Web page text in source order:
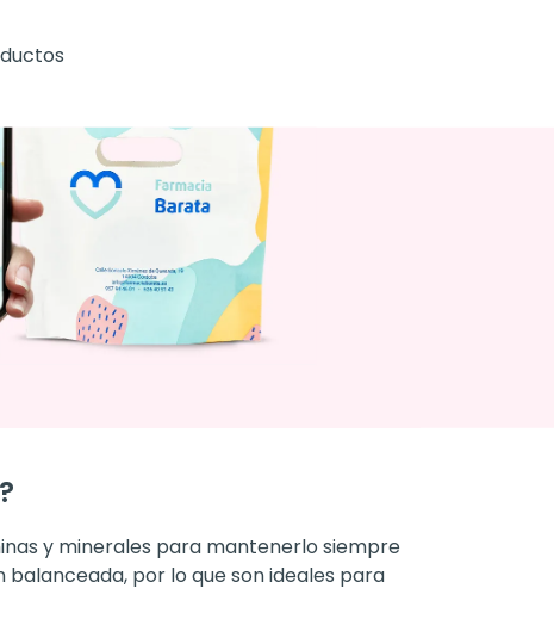
y minerales para mantenerlo siempre
por lo que son ideales para